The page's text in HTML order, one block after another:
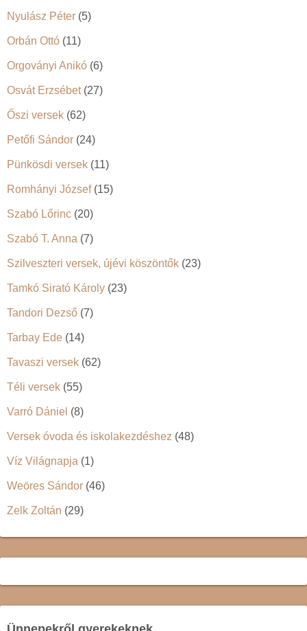
Nyulász Péter (5)
Orbán Ottó (11)
Orgoványi Anikó (6)
Osvát Erzsébet(27)
Őszi versek (62)
Petőfi Sándor (24)
Pünkösdi versek (11)
Romhányi József(15)
Szabó Lőrinc (20)
Szabó T. Anna (7)
Szilveszteri versek, újévi köszöntők (23)
Tamkó Sirató Károly (23)
Tandori Dezső (7)
Tarbay Ede (14)
Tavaszi versek (62)
Téli versek (55)
Varró Dániel (8)
Versek óvoda és iskolakezdéshez (48)
Víz Világnapja (1)
Weöres Sándor (46)
Zelk Zoltán (29)